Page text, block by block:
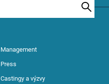
Management
Press
Castingy a výzvy